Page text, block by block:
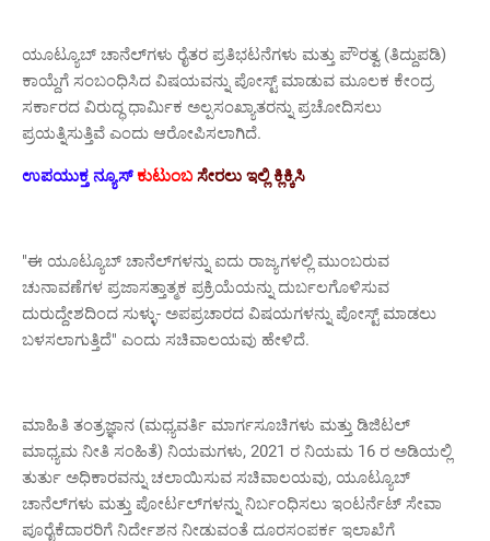
ಯೂಟ್ಯೂಬ್ ಚಾನೆಲ್‌ಗಳು ರೈತರ ಪ್ರತಿಭಟನೆಗಳು ಮತ್ತು ಪೌರತ್ವ (ತಿದ್ದುಪಡಿ)
ಕಾಯ್ದೆಗೆ ಸಂಬಂಧಿಸಿದ ವಿಷಯವನ್ನು ಪೋಸ್ಟ್ ಮಾಡುವ ಮೂಲಕ ಕೇಂದ್ರ
ಸರ್ಕಾರದ ವಿರುದ್ಧ ಧಾರ್ಮಿಕ ಅಲ್ಪಸಂಖ್ಯಾತರನ್ನು ಪ್ರಚೋದಿಸಲು
ಪ್ರಯತ್ನಿಸುತ್ತಿವೆ ಎಂದು ಆರೋಪಿಸಲಾಗಿದೆ.
ಉಪಯುಕ್ತ ನ್ಯೂಸ್ಕುಟುಂಬ ಸೇರಲು ಇಲ್ಲಿ ಕ್ಲಿಕ್ಕಿಸಿ
"ಈ ಯೂಟ್ಯೂಬ್ ಚಾನೆಲ್‌ಗಳನ್ನು ಐದು ರಾಜ್ಯಗಳಲ್ಲಿ ಮುಂಬರುವ
ಚುನಾವಣೆಗಳ ಪ್ರಜಾಸತ್ತಾತ್ಮಕ ಪ್ರಕ್ರಿಯೆಯನ್ನು ದುರ್ಬಲಗೊಳಿಸುವ
ದುರುದ್ದೇಶದಿಂದ ಸುಳ್ಳು- ಅಪಪ್ರಚಾರದ ವಿಷಯಗಳನ್ನು ಪೋಸ್ಟ್ ಮಾಡಲು
ಬಳಸಲಾಗುತ್ತಿದೆ" ಎಂದು ಸಚಿವಾಲಯವು ಹೇಳಿದೆ.
ಮಾಹಿತಿ ತಂತ್ರಜ್ಞಾನ (ಮಧ್ಯವರ್ತಿ ಮಾರ್ಗಸೂಚಿಗಳು ಮತ್ತು ಡಿಜಿಟಲ್
ಮಾಧ್ಯಮ ನೀತಿ ಸಂಹಿತೆ) ನಿಯಮಗಳು, 2021 ರ ನಿಯಮ 16 ರ ಅಡಿಯಲ್ಲಿ
ತುರ್ತು ಅಧಿಕಾರವನ್ನು ಚಲಾಯಿಸುವ ಸಚಿವಾಲಯವು, ಯೂಟ್ಯೂಬ್
ಚಾನೆಲ್‌ಗಳು ಮತ್ತು ಪೋರ್ಟಲ್‌ಗಳನ್ನು ನಿರ್ಬಂಧಿಸಲು ಇಂಟರ್ನೆಟ್ ಸೇವಾ
ಪೂರೈಕೆದಾರರಿಗೆ ನಿರ್ದೇಶನ ನೀಡುವಂತೆ ದೂರಸಂಪರ್ಕ ಇಲಾಖೆಗೆ